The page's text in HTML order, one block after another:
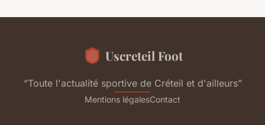
Uscreteil Foot
“Toute l'actualité sportive de Créteil et d'ailleurs”
Mentions légalesContact